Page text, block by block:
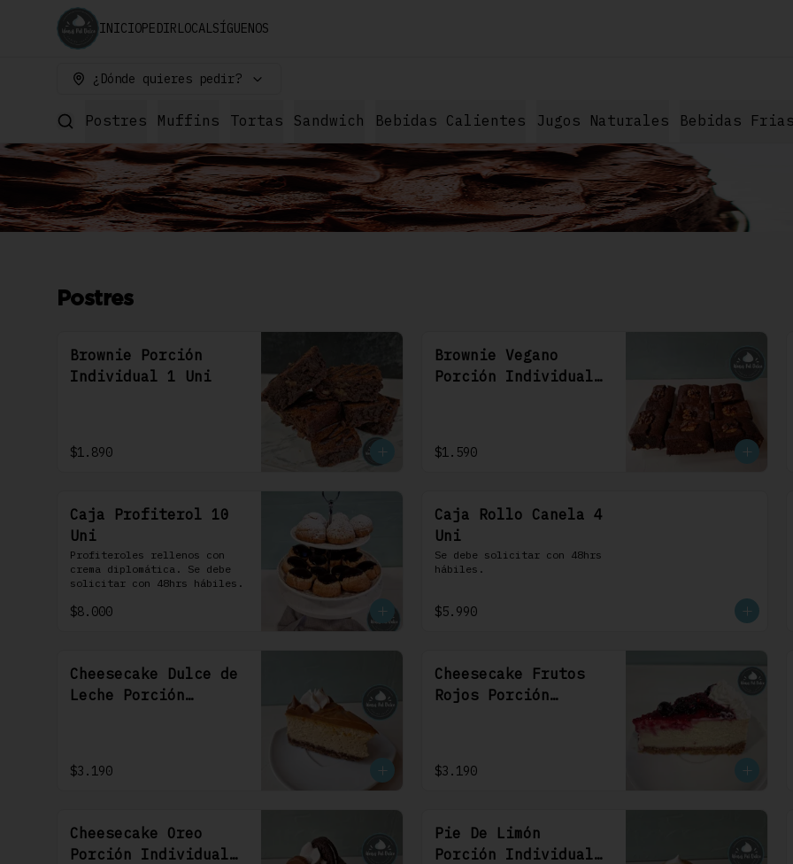
INICIOPEDIRLOCALSÍGUENOS
¿Dónde quieres pedir?
Postres Muffins Tortas Sandwich Bebidas Calientes Jugos Naturales Bebidas Frias
Postres
Brownie Porción
Individual 1 Uni
$1.890
Brownie Vegano
Porción Individual
$1.590
Caja Profiterol 10
Uni
Profiteroles rellenos con
crema diplomática. Se debe
solicitar con 48hrs hábiles.
$8.000
Caja Rollo Canela 4
Uni
Se debe solicitar con 48hrs
hábiles.
$5.990
Cheesecake Dulce de
Leche Porción
$3.190
Cheesecake Frutos
Rojos Porción
$3.190
Cheesecake Oreo
Porción Individual
Pie De Limón
Porción Individual